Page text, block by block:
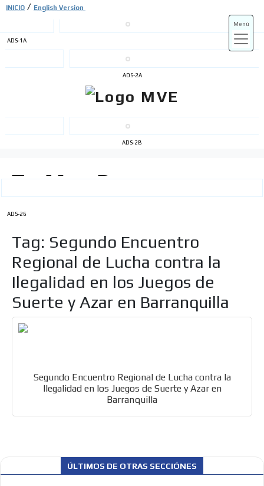
ADS-1A
ADS-2A
ADS-2B
Menú
INICIO / English Version
ADS-26
Tag: Segundo Encuentro
Regional de Lucha contra la
Ilegalidad en los Juegos de
Suerte y Azar en Barranquilla
Segundo Encuentro Regional de Lucha contra la
Ilegalidad en los Juegos de Suerte y Azar en
Barranquilla
ÚLTIMOS DE OTRAS SECCIÓNES